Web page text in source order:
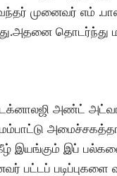
முனைவர் எம்
அண்ட்
இயங்கும் இப்
பட்டப் படிப்புகளை